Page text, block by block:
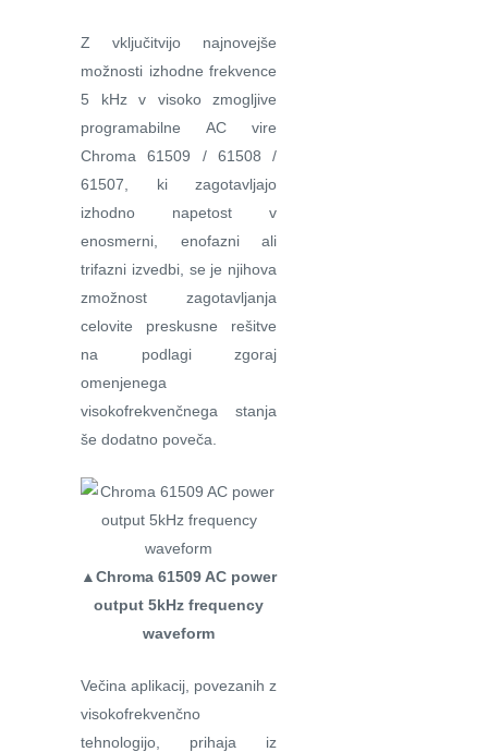
Z vključitvijo najnovejše
možnosti izhodne frekvence
5 kHz v visoko zmogljive
programabilne AC vire
Chroma 61509 / 61508 /
61507, ki zagotavljajo
izhodno napetost v
enosmerni, enofazni ali
trifazni izvedbi, se je njihova
zmožnost zagotavljanja
celovite preskusne rešitve
na podlagi zgoraj
omenjenega
visokofrekvenčnega stanja
še dodatno poveča.
▲Chroma 61509 AC power
output 5kHz frequency
waveform
Večina aplikacij, povezanih z
visokofrekvenčno
tehnologijo, prihaja iz